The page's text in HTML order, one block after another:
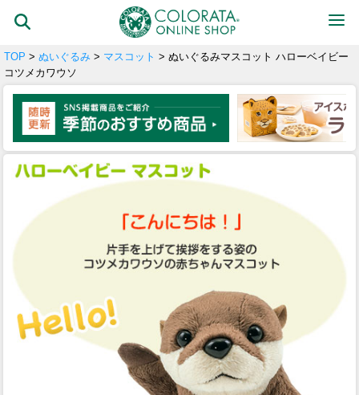
TOP > ぬいぐるみ > マスコット > ぬいぐるみマスコット ハローベイビー
コツメカワウソ